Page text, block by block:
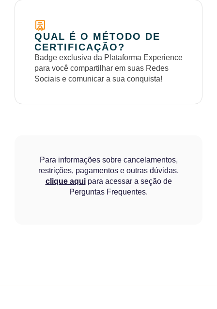
QUAL É O MÉTODO DE
CERTIFICAÇÃO?
Badge exclusiva da Plataforma Experience
para você compartilhar em suas Redes
Sociais e comunicar a sua conquista!
Para informações sobre cancelamentos,
restrições, pagamentos e outras dúvidas,
clique aquipara acessar a seção de
Perguntas Frequentes.